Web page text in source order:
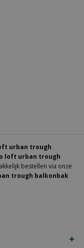
urban trough
loft urban trough
bestellen via onze
trough balkonbak